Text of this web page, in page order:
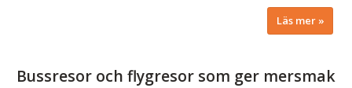
Läs mer
Bussresor och flygresor som ger mersmak